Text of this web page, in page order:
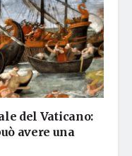
del Vaticano:
avere una